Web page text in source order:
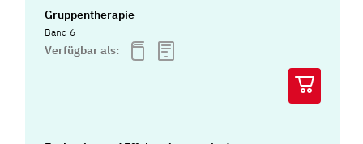
Gruppentherapie
Band 6
Verfügbar als: